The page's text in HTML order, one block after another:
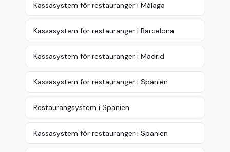
Kassasystem för restauranger i Málaga
Kassasystem för restauranger i Barcelona
Kassasystem för restauranger i Madrid
Kassasystem för restauranger i Spanien
Restaurangsystem i Spanien
Kassasystem för restauranger i Spanien